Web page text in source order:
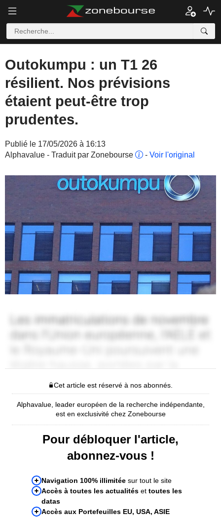
Outokumpu : un T1 26
résilient. Nos prévisions
étaient peut-être trop
prudentes.
Publié le 17/05/2026 à 16:13
Alphavalue - Traduit par Zonebourse
- Voir l'original
Cet article est réservé à nos abonnés.
Alphavalue, leader européen de la recherche indépendante,
est en exclusivité chez Zonebourse
Pour débloquer l'article,
abonnez-vous !
Navigation 100% illimitée sur tout le site
Accès à toutes les actualités et toutes les
datas
Accès aux Portefeuilles EU, USA, ASIE